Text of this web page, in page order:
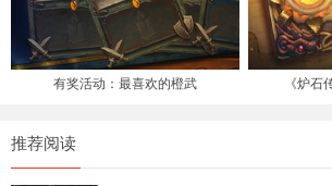
有奖活动：最喜欢的橙武 《炉石
推荐阅读